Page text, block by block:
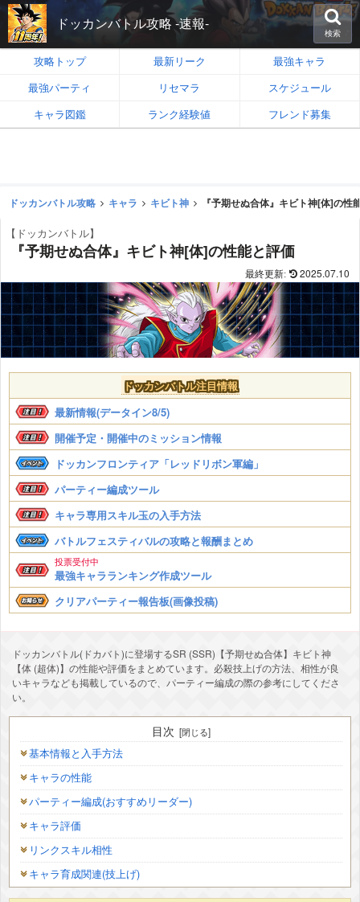
ドッカンバトル攻略 -速報-
検索
攻略トップ 最新リーク
最強キャラ
最強パーティ
リセマラ
スケジュール
キャラ図鑑
ランク経験値 フレンド募集
ドッカンバトル攻略 キャラ キビト神 『予期せぬ合体』キビト神[体]の性
【ドッカンバトル】
『予期せぬ合体』キビト神[体]の性能と評価
2025.07.10
ドッカンバトル注目情報
最新情報(データイン8/5)
開催予定・開催中のミッション情報
ドッカンフロンティア「レッドリボン軍編」
パーティー編成ツール
キャラ専用スキル玉の入手方法
バトルフェスティバルの攻略と報酬まとめ
投票受付中
最強キャラランキング作成ツール
クリアパーティー報告板(画像投稿)
ドッカンバトル(ドカバト)に登場するSR (SSR)【予期せぬ合体】キビト神
【体 (超体)】の性能や評価をまとめています。必殺技上げの方法、相性が良
いキャラなども掲載しているので、パーティー編成の際の参考にしてくださ
い。
目次
基本情報と入手方法
キャラの性能
パーティー編成(おすすめリーダー)
キャラ評価
リンクスキル相性
キャラ育成関連(技上げ)